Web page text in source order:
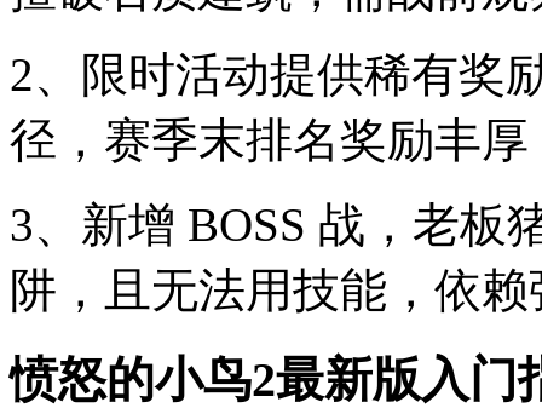
2、限时活动提供稀有奖
径，赛季末排名奖励丰
3、新增 BOSS 战，老板
阱，且无法用技能，依
愤怒的小鸟2最新版入门